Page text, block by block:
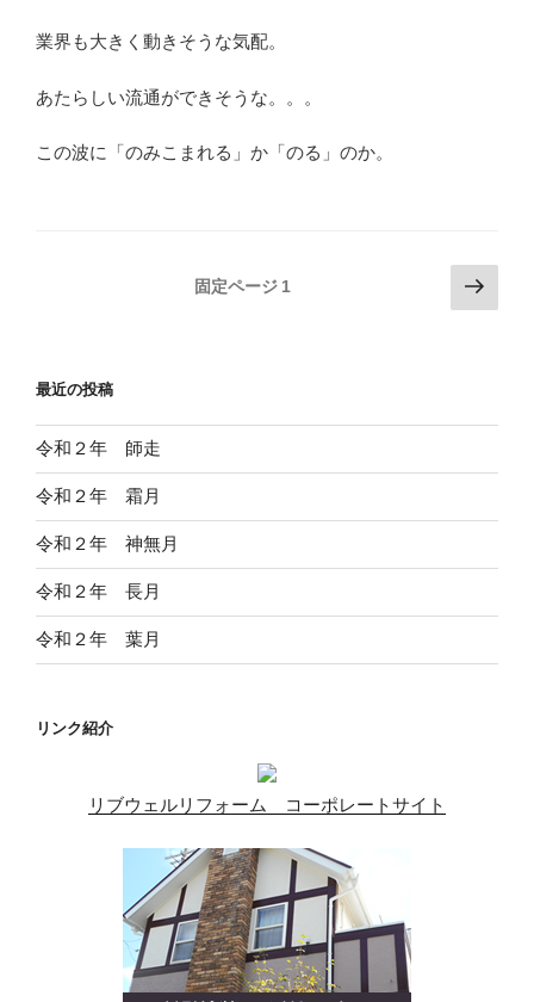
業界も大きく動きそうな気配。
あたらしい流通ができそうな。。。
この波に「のみこまれる」か「のる」のか。
ペ
ジ
送
り
固定ページ 1
次
の
最近の投稿
令和２年 師走
令和２年 霜月
令和２年 神無月
令和２年 長月
令和２年 葉月
リンク紹介
リブウェルリフォーム コーポレートサイト